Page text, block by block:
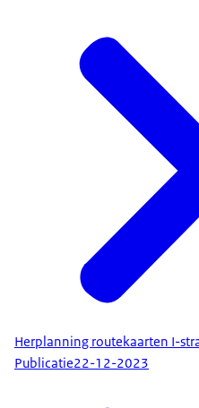
Herplanning routekaarten I-
Publicatie22-12-2023